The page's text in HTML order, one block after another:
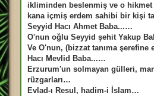
ikliminden beslenmiş ve o hikmet
kana içmiş erdem sahibi bir kişi
Seyyid Hacı Ahmet Baba...…
O'nun oğlu Seyyid şehit Yakup
Ve O'nun, (bizzat tanıma
Hacı Mevlid Baba...…
Erzurum'un solmayan gülleri,
rüzgarları…
Evlad-ı Resul, hadim-i İslam…